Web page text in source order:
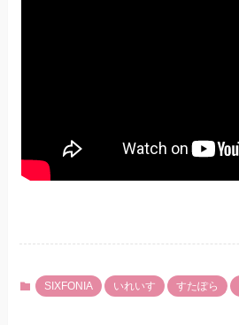
SIXFONIA いれいす すたぽら